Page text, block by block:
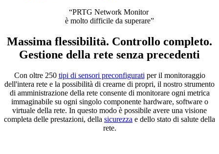
“PRTG Network Monitor
è molto difficile da superare”
Massima flessibilità. Controllo completo.
Gestione della rete senza precedenti
Con oltre 250 tipi di sensori preconfigurati per il monitoraggio
dell'intera rete e la possibilità di crearne di propri, il nostro strumento
di amministrazione della rete consente di monitorare ogni metrica
immaginabile su ogni singolo componente hardware, software o
virtuale della rete. In questo modo è possibile avere una visione
completa delle prestazioni, della sicurezza e dello stato di salute della
rete.